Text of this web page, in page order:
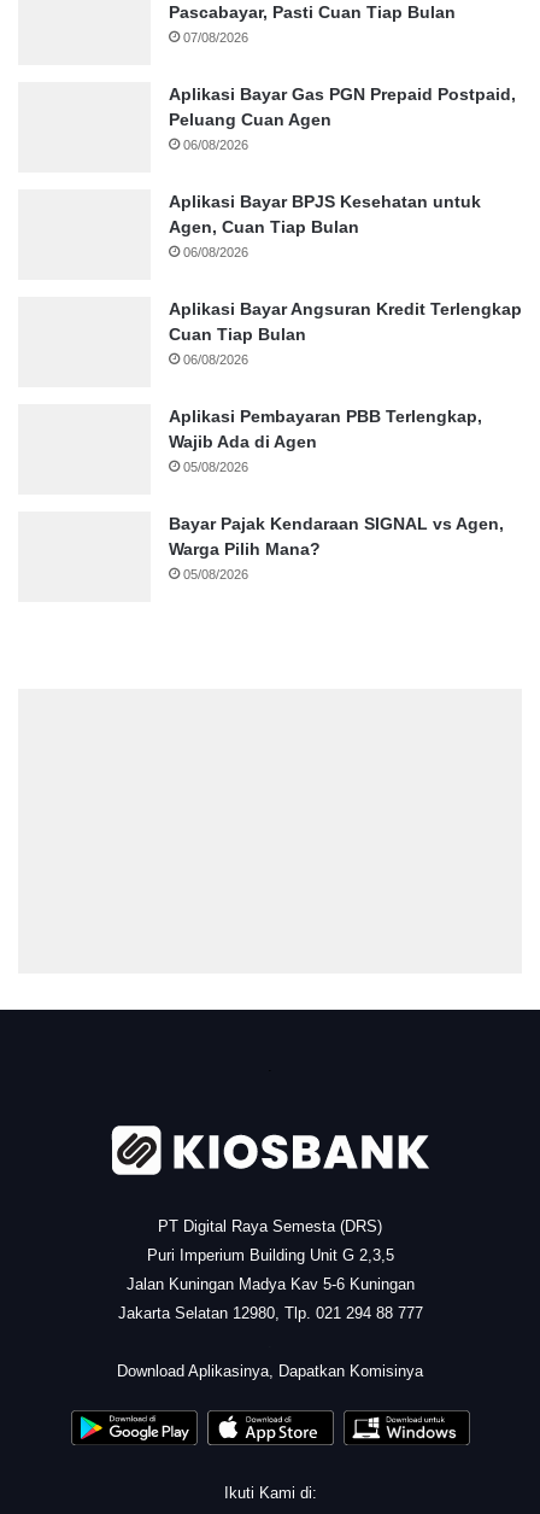
Pascabayar, Pasti Cuan Tiap Bulan
07/08/2026
Aplikasi Bayar Gas PGN Prepaid Postpaid,
Peluang Cuan Agen
06/08/2026
Aplikasi Bayar BPJS Kesehatan untuk
Agen, Cuan Tiap Bulan
06/08/2026
Aplikasi Bayar Angsuran Kredit Terlengkap
Cuan Tiap Bulan
06/08/2026
Aplikasi Pembayaran PBB Terlengkap,
Wajib Ada di Agen
05/08/2026
Bayar Pajak Kendaraan SIGNAL vs Agen,
Warga Pilih Mana?
05/08/2026
PT Digital Raya Semesta (DRS)
Puri Imperium Building Unit G 2,3,5
Jalan Kuningan Madya Kav 5-6 Kuningan
Jakarta Selatan 12980, Tlp. 021 294 88 777
Download Aplikasinya, Dapatkan Komisinya
Ikuti Kami di: